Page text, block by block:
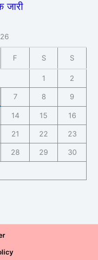
जारी
F S S
1 2
7 8 9
14 15 16
21 22 23
28 29 30